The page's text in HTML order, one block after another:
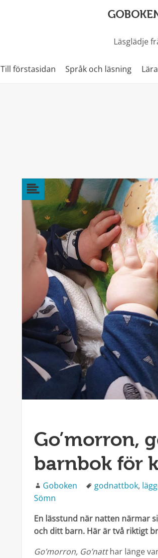
Läsglädje
Till förstasidan Språk och läsning
Go’morron,
barnbok för
Författare
Goboken Taggar
godnattbok,
Sömn
En lässtund när natten närmar
och ditt barn. Här är två riktigt
Go’morron, Go’natthar länge